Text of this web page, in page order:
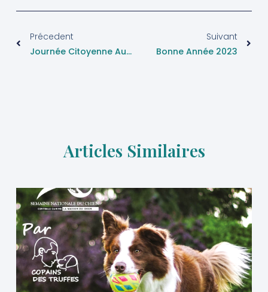
Précedent
Journée Citoyenne Au Quartier Du Moulin Vert
Suivant
Bonne Année 2023
Articles Similaires